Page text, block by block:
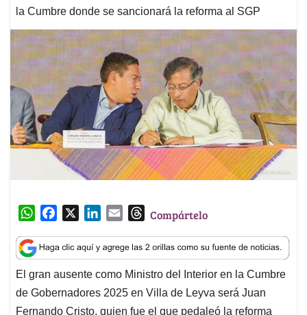
la Cumbre donde se sancionará la reforma al SGP
W
a
t
s
A
p
c
e
b
o
o
n
k
e
d
I
a
i
l
T
r
e
a
d
s
Compártelo
El gran ausente como Ministro del Interior en la Cumbre
de Gobernadores 2025 en Villa de Leyva será Juan
Fernando Cristo, quien fue el que pedaleó la reforma